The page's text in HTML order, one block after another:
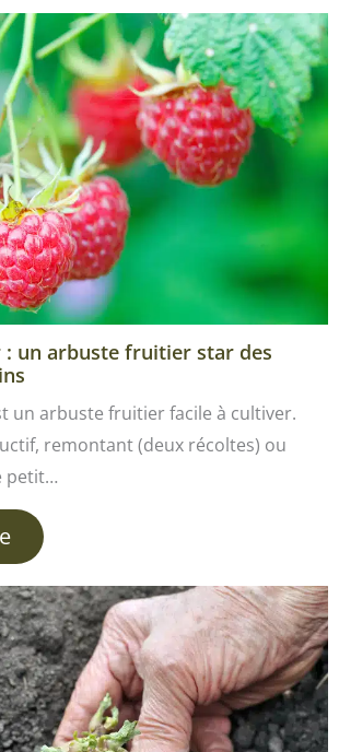
: un arbuste fruitier star des
un arbuste fruitier facile à cultiver.
remontant (deux récoltes) ou
petit…